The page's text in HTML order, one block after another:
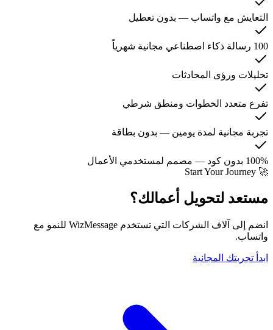
التعايش مع واتساب — بدون تعطيل
100 رسالة ذكاء اصطناعي مجانية شهرياً
تحليلات ورؤى المحادثات
تفرع متعدد الخطوات ومنطق شرطي
تجربة مجانية لمدة يومين — بدون بطاقة
100% بدون كود — مصمم لمستخدمي الأعمال
🚀 Start Your Journey
مستعد لتحويل أعمالك؟
انضم إلى آلاف الشركات التي تستخدم WizMessage للنمو مع
واتساب.
ابدأ تجربتك المجانية